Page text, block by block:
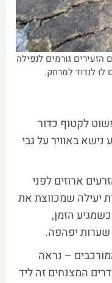
גורמים לנפילה
לו לנדוד למרחק.
לקטוף כדור
נישא באוויר על גבי
ארוזים לפני
יעילה שמכווצת את
הזמן,
שערות יפהפה.
– נראה
המצנחים זה ליד